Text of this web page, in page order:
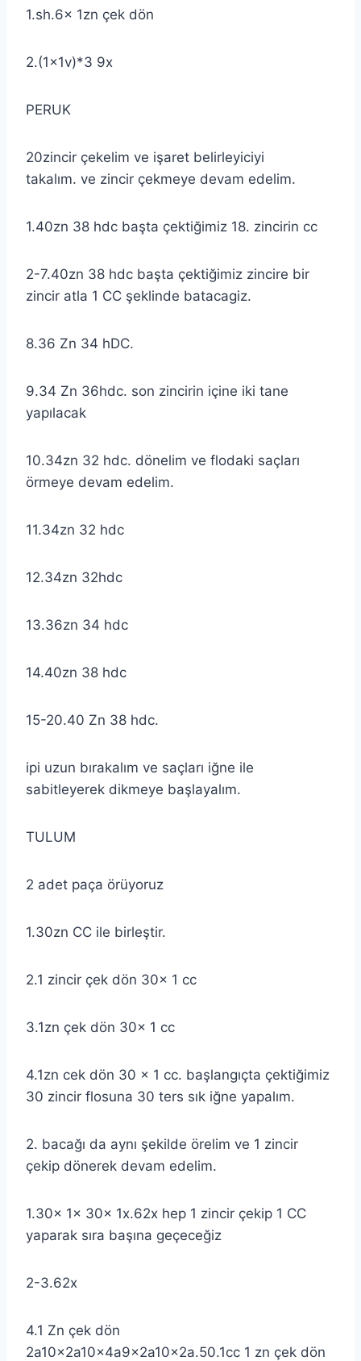
1.sh.6x 1zn çek dön
2.(1x1v)*3 9x
PERUK
20zincir çekelim ve işaret belirleyiciyi
takalım. ve zincir çekmeye devam edelim.
1.40zn 38 hdc başta çektiğimiz 18. zincirin cc
2-7.40zn 38 hdc başta çektiğimiz zincire bir
zincir atla 1 CC şeklinde batacagiz.
8.36 Zn 34 hDC.
9.34 Zn 36hdc. son zincirin içine iki tane
yapılacak
10.34zn 32 hdc. dönelim ve flodaki saçları
örmeye devam edelim.
11.34zn 32 hdc
12.34zn 32hdc
13.36zn 34 hdc
14.40zn 38 hdc
15-20.40 Zn 38 hdc.
ipi uzun bırakalım ve saçları iğne ile
sabitleyerek dikmeye başlayalım.
TULUM
2 adet paça örüyoruz
1.30zn CC ile birleştir.
2.1 zincir çek dön 30x 1 cc
3.1zn çek dön 30x 1 cc
4.1zn cek dön 30 x 1 cc. başlangıçta çektiğimiz
30 zincir flosuna 30 ters sık iğne yapalım.
2. bacağı da aynı şekilde örelim ve 1 zincir
çekip dönerek devam edelim.
1.30x 1x 30x 1x.62x hep 1 zincir çekip 1 CC
yaparak sıra başına geçeceğiz
2-3.62x
4.1 Zn çek dön
2a10x2a10x4a9x2a10x2a.50.1cc 1 zn çek dön